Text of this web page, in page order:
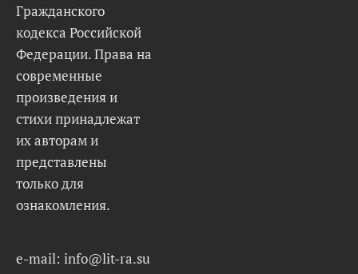
Гражданского
кодекса Российской
Федерации. Права на
современные
произведения и
стихи принадлежат
их авторам и
представлены
только для
ознакомления.
e-mail: info@lit-ra.su